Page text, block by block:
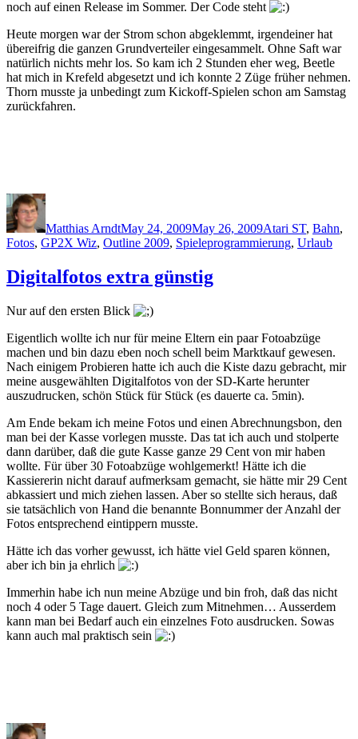
noch auf einen Release im Sommer. Der Code steht
Heute morgen war der Strom schon abgeklemmt, irgendeiner hat
übereifrig die ganzen Grundverteiler eingesammelt. Ohne Saft war
natürlich nichts mehr los. So kam ich 2 Stunden eher weg, Beetle
hat mich in Krefeld abgesetzt und ich konnte 2 Züge früher nehmen.
Thorn musste ja unbedingt zum Kickoff-Spielen schon am Samstag
zurückfahren.
Author
Matthias ArndtMay 24, 2009May 26, 2009Atari ST, Bahn,
Fotos, GP2X Wiz, Outline 2009, Spieleprogrammierung, Urlaub
Digitalfotos extra günstig
Nur auf den ersten Blick
Eigentlich wollte ich nur für meine Eltern ein paar Fotoabzüge
machen und bin dazu eben noch schell beim Marktkauf gewesen.
Nach einigem Probieren hatte ich auch die Kiste dazu gebracht, mir
meine ausgewählten Digitalfotos von der SD-Karte herunter
auszudrucken, schön Stück für Stück (es dauerte ca. 5min).
Am Ende bekam ich meine Fotos und einen Abrechnungsbon, den
man bei der Kasse vorlegen musste. Das tat ich auch und stolperte
dann darüber, daß die gute Kasse ganze 29 Cent von mir haben
wollte. Für über 30 Fotoabzüge wohlgemerkt! Hätte ich die
Kassiererin nicht darauf aufmerksam gemacht, sie hätte mir 29 Cent
abkassiert und mich ziehen lassen. Aber so stellte sich heraus, daß
sie tatsächlich von Hand die benannte Bonnummer der Anzahl der
Fotos entsprechend eintippern musste.
Hätte ich das vorher gewusst, ich hätte viel Geld sparen können,
aber ich bin ja ehrlich
Immerhin habe ich nun meine Abzüge und bin froh, daß das nicht
noch 4 oder 5 Tage dauert. Gleich zum Mitnehmen… Ausserdem
kann man bei Bedarf auch ein einzelnes Foto ausdrucken. Sowas
kann auch mal praktisch sein
Author